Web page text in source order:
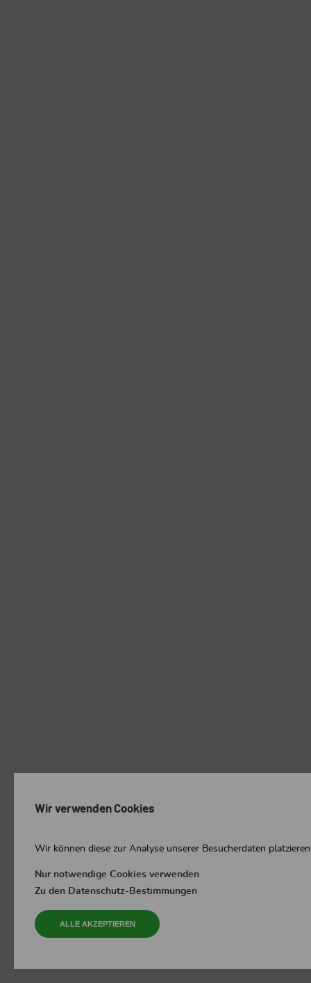
Wir verwenden Cookies
Wir können diese zur Analyse unserer Besucherdaten
Nur notwendige Cookies verwenden
Zu den Datenschutz-Bestimmungen
ALLE AKZEPTIEREN